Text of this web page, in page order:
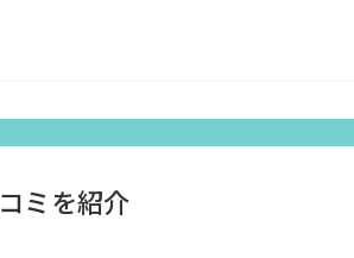
ミを紹介